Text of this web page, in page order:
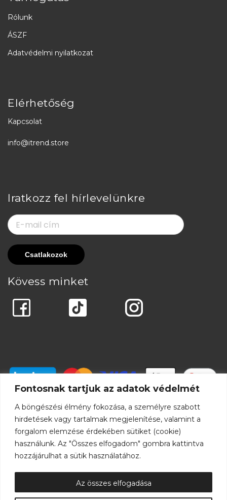
Fontosnak tartjuk az adatok védelmét
A böngészési élmény fokozása, a személyre szabott
hirdetések vagy tartalmak megjelenítése, valamint a
forgalom elemzése érdekében sütiket (cookie)
használunk. Az "Összes elfogadom" gombra kattintva
hozzájárulhat a sütik használatához.
Az összes elfogadása
Rólunk
ÁSZF
Adatvédelmi nyilatkozat
Elérhetőség
Kapcsolat
info@itrend.store
Iratkozz fel hírlevelünkre
Kövess minket